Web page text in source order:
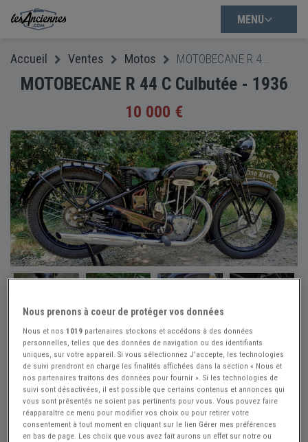
MENU
Accueil Ventes Motos
MOTOBECANE R 44 C Culbutée - 1936
10 000 €
Réf : A871685 Actualisée le : 18/06/2026
MOTOBECANE R 44 C Culbutée - 1936
Créer une alerte MOTOBECANE R 44 C
10 000 €
Nous prenons à coeur de protéger vos données
Nous et nos1019 partenaires stockons et accédons à des données
personnelles, telles que des données de navigation ou des identifiants
uniques, sur votre appareil. Si vous sélectionnez J'accepte, les technologies
de suivi prendront en charge les finalités affichées dans la section « Nous et
nos partenaires traitons des données pour fournir ». Si les technologies de
suivi sont désactivées, il est possible que certains contenus et annonces qui
vous sont présentés ne soient pas pertinents pour vous. Vous pouvez faire
réapparaître ce menu pour modifier vos choix ou pour retirer votre
consentement à tout moment en cliquant sur le lien Gérer mes préférences
en bas de page. Les choix que vous avez fait aurons un effet sur notre ou